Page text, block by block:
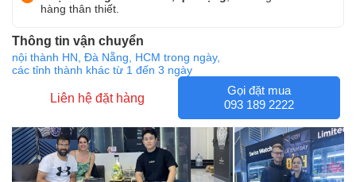
hàng thân thiết.
Thông tin vận chuyển
nội thành HN, Đà Nẵng, HCM trong ngày,
các tỉnh thành khác từ 1 đến 3 ngày
Liên hệ đặt hàng
Gọi đặt mua
093 189 2222